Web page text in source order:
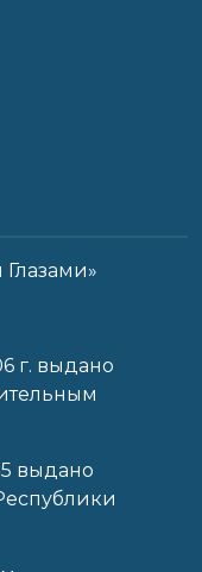
г. выдано
выдано